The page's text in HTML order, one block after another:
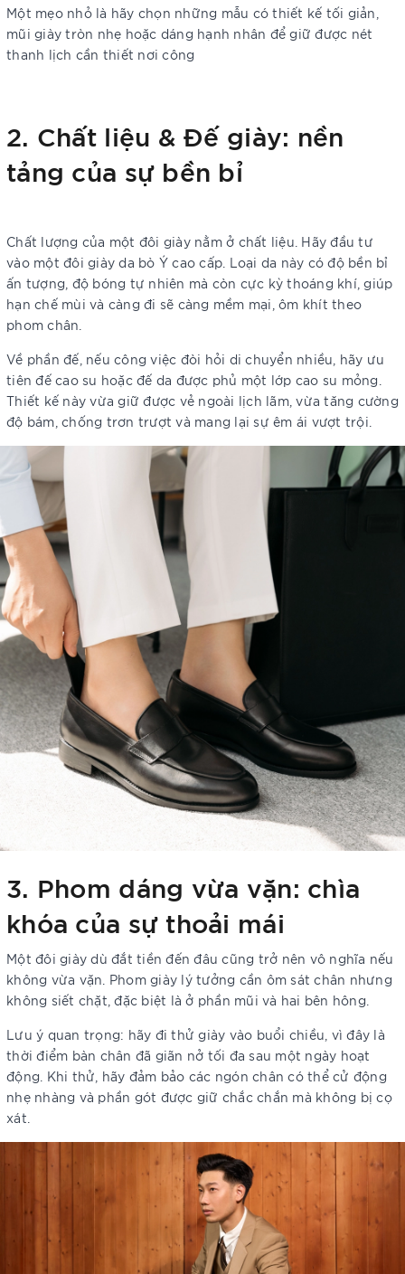
Một mẹo nhỏ là hãy chọn những mẫu có thiết kế tối giản,
mũi giày tròn nhẹ hoặc dáng hạnh nhân để giữ được nét
thanh lịch cần thiết nơi công
2. Chất liệu & Đế giày: nền
tảng của sự bền bỉ
Chất lượng của một đôi giày nằm ở chất liệu. Hãy đầu tư
vào một đôi giày da bò Ý cao cấp. Loại da này có độ bền bỉ
ấn tượng, độ bóng tự nhiên mà còn cực kỳ thoáng khí, giúp
hạn chế mùi và càng đi sẽ càng mềm mại, ôm khít theo
phom chân.
Về phần đế, nếu công việc đòi hỏi di chuyển nhiều, hãy ưu
tiên đế cao su hoặc đế da được phủ một lớp cao su mỏng.
Thiết kế này vừa giữ được vẻ ngoài lịch lãm, vừa tăng cường
độ bám, chống trơn trượt và mang lại sự êm ái vượt trội.
3. Phom dáng vừa vặn: chìa
khóa của sự thoải mái
Một đôi giày dù đắt tiền đến đâu cũng trở nên vô nghĩa nếu
không vừa vặn. Phom giày lý tưởng cần ôm sát chân nhưng
không siết chặt, đặc biệt là ở phần mũi và hai bên hông.
Lưu ý quan trọng: hãy đi thử giày vào buổi chiều, vì đây là
thời điểm bàn chân đã giãn nở tối đa sau một ngày hoạt
động. Khi thử, hãy đảm bảo các ngón chân có thể cử động
nhẹ nhàng và phần gót được giữ chắc chắn mà không bị cọ
xát.